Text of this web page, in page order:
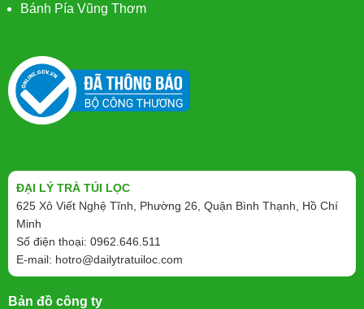
Bánh Pía Vũng Thơm
ĐẠI LÝ TRÀ TÚI LỌC
625 Xô Viết Nghệ Tĩnh, Phường 26, Quận Bình Thạnh, Hồ Chí
Minh
Số điện thoại: 0962.646.511
E-mail: hotro@dailytratuiloc.com
Bản đồ công ty